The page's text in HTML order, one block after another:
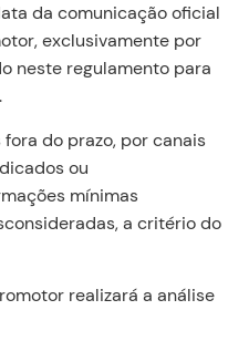
da comunicação oficial
exclusivamente por
neste regulamento para
do prazo, por canais
ou
mínimas
a critério do
realizará a análise